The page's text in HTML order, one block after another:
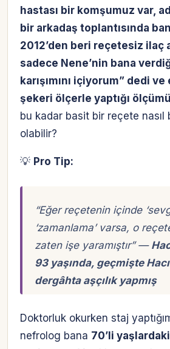
hastası bir komşumuz var,
bir arkadaş toplantısında
2012’den beri reçetesiz ilaç
sadece Nene’nin bana
karışımını içiyorum” dedi ve
şekeri ölçerle yaptığı
bu kadar basit bir reçete nasıl
olabilir?
💡 Pro Tip:
“Eğer reçetenin içinde
‘zamanlama’ varsa, o
zaten işe yaramıştır” —
93 yaşında, geçmişte
dergâhta aşçılık yapmış
Doktorluk okurken staj
nefrolog bana 70’li